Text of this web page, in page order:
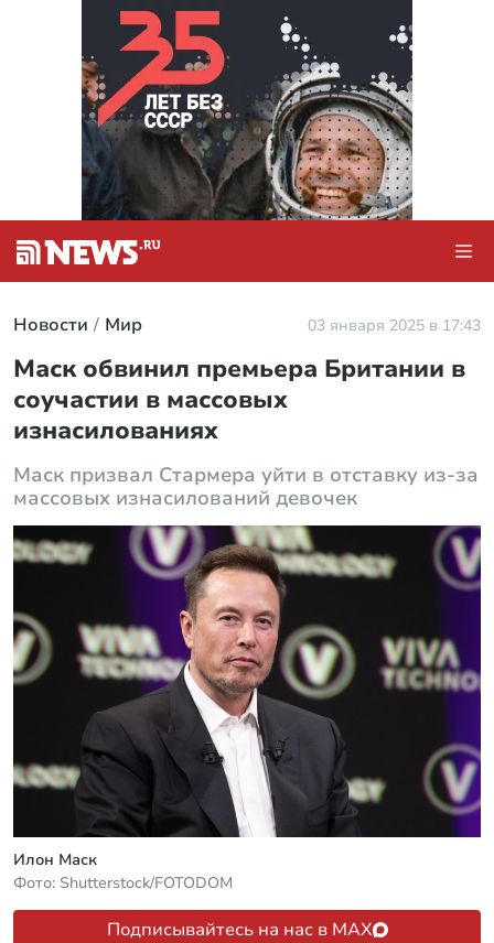
Новости Мир 03 января 2025 в 17:43
Маск обвинил премьера Британии в
соучастии в массовых
изнасилованиях
Маск призвал Стармера уйти в отставку из-за
массовых изнасилований девочек
Илон Маск
Фото: Shutterstock/FOTODOM
Подписывайтесь на нас в MAX